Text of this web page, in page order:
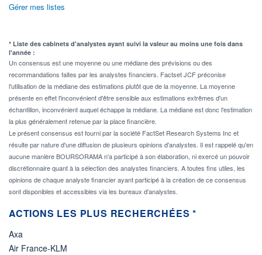
Gérer mes listes
* Liste des cabinets d'analystes ayant suivi la valeur au moins une fois dans
l'année :
Un consensus est une moyenne ou une médiane des prévisions ou des
recommandations faites par les analystes financiers. Factset JCF préconise
l'utilisation de la médiane des estimations plutôt que de la moyenne. La moyenne
présente en effet l'inconvénient d'être sensible aux estimations extrêmes d'un
échantillon, inconvénient auquel échappe la médiane. La médiane est donc l'estimation
la plus généralement retenue par la place financière.
Le présent consensus est fourni par la société FactSet Research Systems Inc et
résulte par nature d'une diffusion de plusieurs opinions d'analystes. Il est rappelé qu'en
aucune manière BOURSORAMA n'a participé à son élaboration, ni exercé un pouvoir
discrétionnaire quant à la sélection des analystes financiers. A toutes fins utiles, les
opinions de chaque analyste financier ayant participé à la création de ce consensus
sont disponibles et accessibles via les bureaux d'analystes.
ACTIONS LES PLUS RECHERCHÉES *
Axa
Air France-KLM